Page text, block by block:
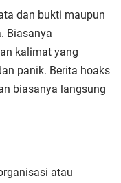
dan bukti maupun
Biasanya
kalimat yang
panik. Berita hoaks
biasanya langsung
atau